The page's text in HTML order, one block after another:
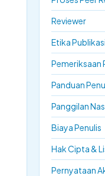
Reviewer
Etika Publikasi
Pemeriksaan
Panduan
Panggilan
Biaya Penulis
Hak Cipta &
Pernyataan